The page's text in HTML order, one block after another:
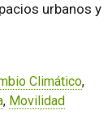
urbanos y
Climático,
, Movilidad